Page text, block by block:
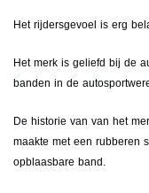
Het rijdersgevoel is erg
Het merk is geliefd bij de
banden in de
De historie van van het
maakte met een rubberen
opblaasbare band.